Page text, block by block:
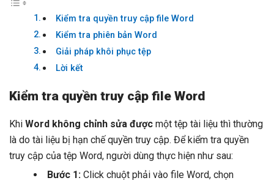
Kiểm tra quyền truy cập file Word
Kiểm tra phiên bản Word
Giải pháp khôi phục tệp
Lời kết
Kiểm tra quyền truy cập file Word
Khi Word không chỉnh sửa được một tệp tài liệu thì thường
là do tài liệu bị hạn chế quyền truy cập. Để kiểm tra quyền
truy cập của tệp Word, người dùng thực hiện như sau:
Bước 1: Click chuột phải vào file Word, chọn